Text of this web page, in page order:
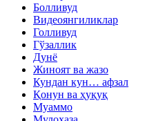
Болливуд
Видеоянгиликлар
Голливуд
Гўзаллик
Дунё
Жиноят ва жазо
Кундан кун… афзал
Қонун ва ҳуқуқ
Муаммо